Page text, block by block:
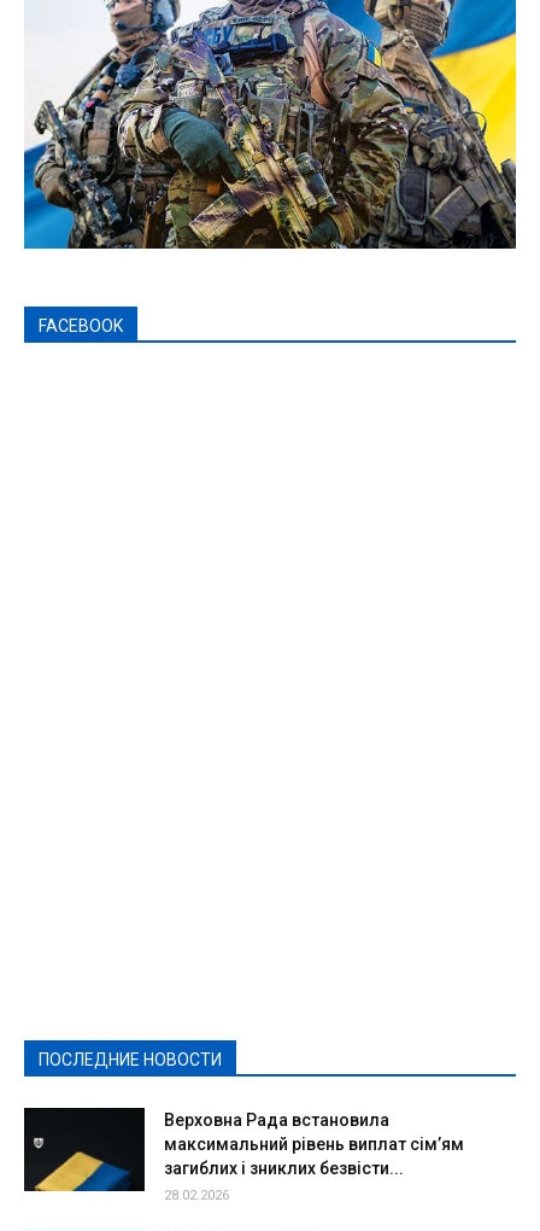
FACEBOOK
ПОСЛЕДНИЕ НОВОСТИ
Верховна Рада встановила
максимальний рівень виплат сім’ям
загиблих і зниклих безвісти...
28.02.2026